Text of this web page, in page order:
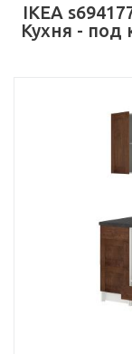
IKEA
Кухня -